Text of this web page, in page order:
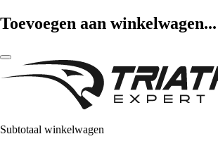
Toevoegen aan winkelwagen...
Subtotaal winkelwagen